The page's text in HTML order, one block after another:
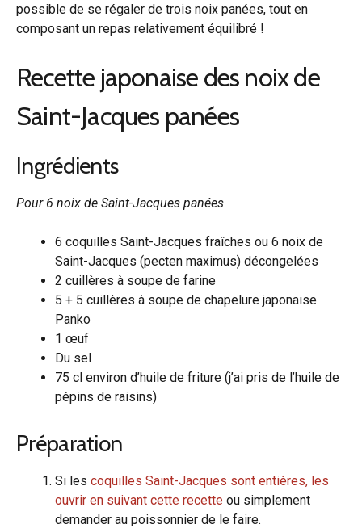
possible de se régaler de trois noix panées, tout en
composant un repas relativement équilibré !
Recette japonaise des noix de
Saint-Jacques panées
Ingrédients
Pour 6 noix de Saint-Jacques panées
6 coquilles Saint-Jacques fraîches ou 6 noix de
Saint-Jacques (pecten maximus) décongelées
2 cuillères à soupe de farine
5 + 5 cuillères à soupe de chapelure japonaise
Panko
1 œuf
Du sel
75 cl environ d’huile de friture (j’ai pris de l’huile de
pépins de raisins)
Préparation
Si les coquilles Saint-Jacques sont entières, les
ouvrir en suivant cette recette ou simplement
demander au poissonnier de le faire.